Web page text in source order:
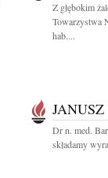
Z głębokim
Towarzystwa
hab....
Dr n. med.
składamy